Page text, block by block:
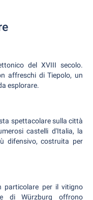
del XVIII secolo.
affreschi di Tiepolo, un
esplorare.
spettacolare sulla città
castelli d'Italia, la
difensivo, costruita per
particolare per il vitigno
di Würzburg offrono